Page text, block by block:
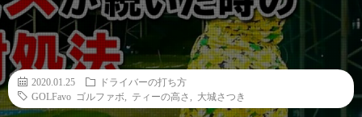
2020.01.25
ドライバーの打ち方
GOLFavo ゴルファボ
ティーの高さ 大城さつき